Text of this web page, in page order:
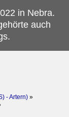
in Nebra.
auch
- Artern) »